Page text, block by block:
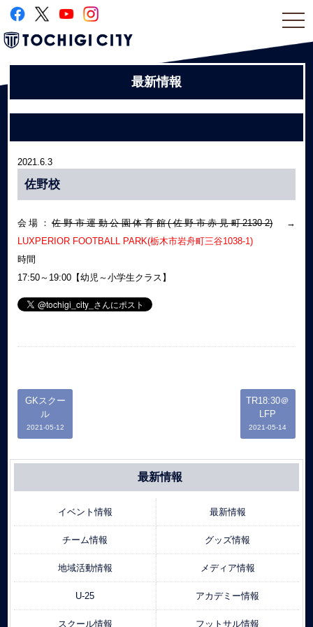
最新情報
2021.6.3
佐野校
会場：佐野市運動公園体育館(佐野市赤見町2130-2)→
LUXPERIOR FOOTBALL PARK(栃木市岩舟町三谷1038-1)
時間
17:50～19:00【幼児～小学生クラス】
GKスクー
ル
2021-05-12
TR18:30＠
LFP
2021-05-14
最新情報
イベント情報 最新情報
チーム情報 グッズ情報
地域活動情報 メディア情報
U-25 アカデミー情報
スクール情報 フットサル情報